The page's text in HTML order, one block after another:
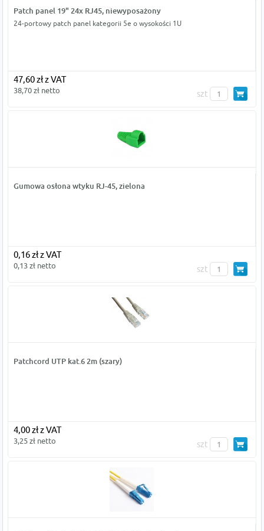
Patch panel 19" 24x RJ45, niewyposażony
24-portowy patch panel kategorii 5e o wysokości 1U
47,60 zł z VAT
38,70 zł netto szt
Gumowa osłona wtyku RJ-45, zielona
0,16 zł z VAT
0,13 zł netto szt
Patchcord UTP kat.6 2m (szary)
4,00 zł z VAT
3,25 zł netto szt